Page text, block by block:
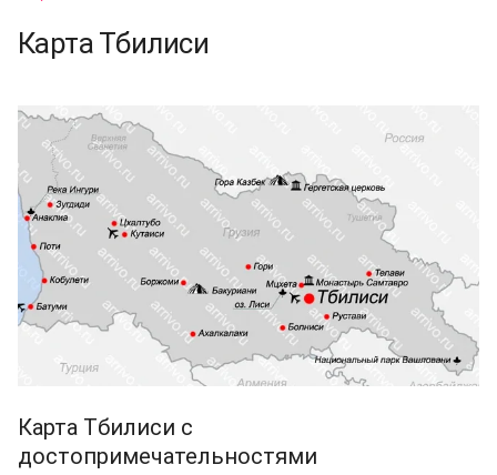
Карта Тбилиси
Карта Тбилиси с
достопримечательностями